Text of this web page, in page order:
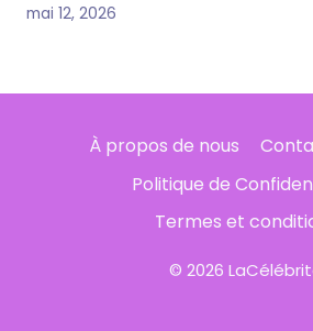
mai 12, 2026
À propos de nous
Politique de
Termes et
© 2026